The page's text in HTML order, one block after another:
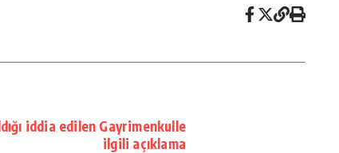
iddia edilen Gayrimenkulle
ilgili açıklama